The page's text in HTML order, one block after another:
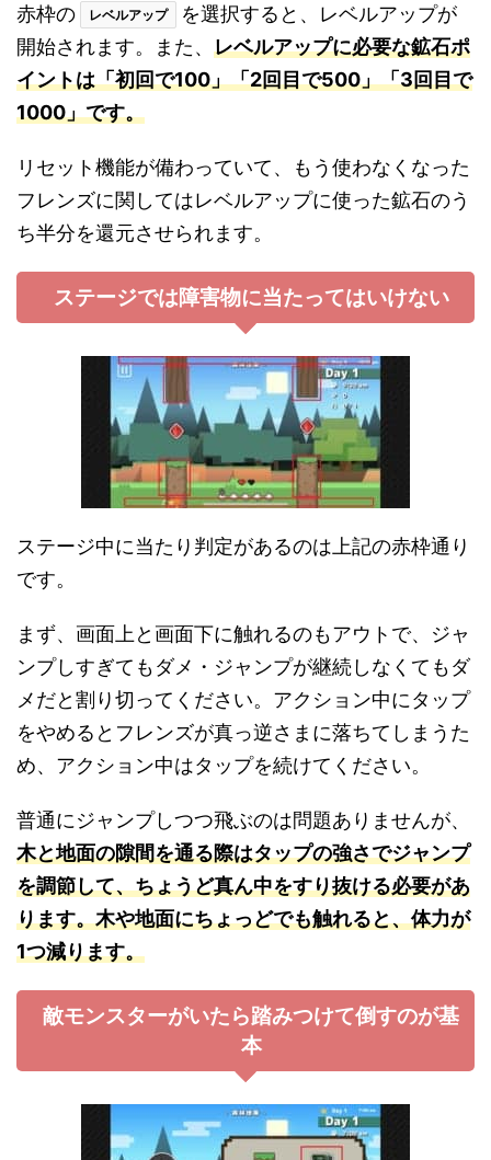
赤枠の レベルアップ
を選択すると、レベルアップが
開始されます。また、 レベルアップに必要な鉱石ポ
イントは「初回で100」「2回目で500」「3回目で
1000」です。
リセット機能が備わっていて、もう使わなくなった
フレンズに関してはレベルアップに使った鉱石のう
ち半分を還元させられます。
ステージでは障害物に当たってはいけない
ステージ中に当たり判定があるのは上記の赤枠通り
です。
まず、画面上と画面下に触れるのもアウトで、ジャ
ンプしすぎてもダメ・ジャンプが継続しなくてもダ
メだと割り切ってください。アクション中にタップ
をやめるとフレンズが真っ逆さまに落ちてしまうた
め、アクション中はタップを続けてください。
普通にジャンプしつつ飛ぶのは問題ありませんが、
木と地面の隙間を通る際はタップの強さでジャンプ
を調節して、ちょうど真ん中をすり抜ける必要があ
ります。木や地面にちょっどでも触れると、体力が
1つ減ります。
敵モンスターがいたら踏みつけて倒すのが基
本